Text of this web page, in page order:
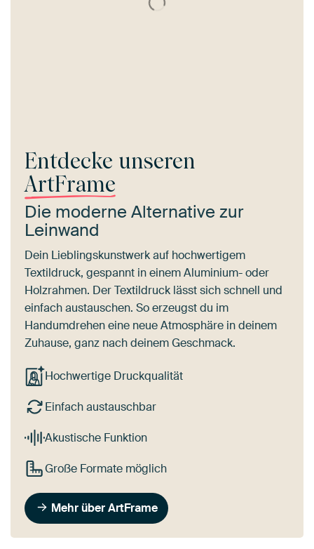
Entdecke unseren
ArtFrame
Die moderne Alternative zur
Leinwand
Dein Lieblingskunstwerk auf hochwertigem
Textildruck, gespannt in einem Aluminium- oder
Holzrahmen. Der Textildruck lässt sich schnell und
einfach austauschen. So erzeugst du im
Handumdrehen eine neue Atmosphäre in deinem
Zuhause, ganz nach deinem Geschmack.
Hochwertige Druckqualität
Einfach austauschbar
Akustische Funktion
Große Formate möglich
Mehr über ArtFrame